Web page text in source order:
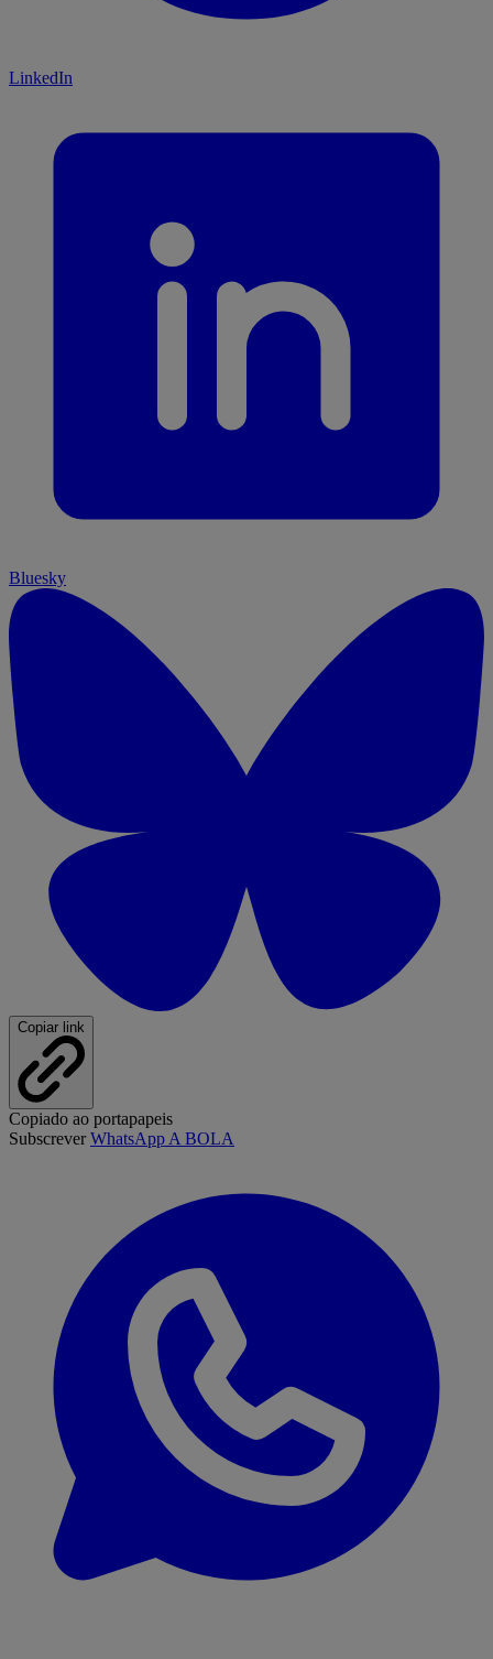
LinkedIn
Bluesky
Copiar link
Copiado ao portapapeis
SubscreverWhatsApp A BOLA